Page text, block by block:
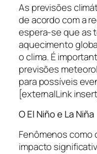
As previsões
de acordo com a
espera-se que as
aquecimento
o clima. É
previsões
para possíveis
[externalLink
O El Niño e La Niña
Fenômenos como
impacto